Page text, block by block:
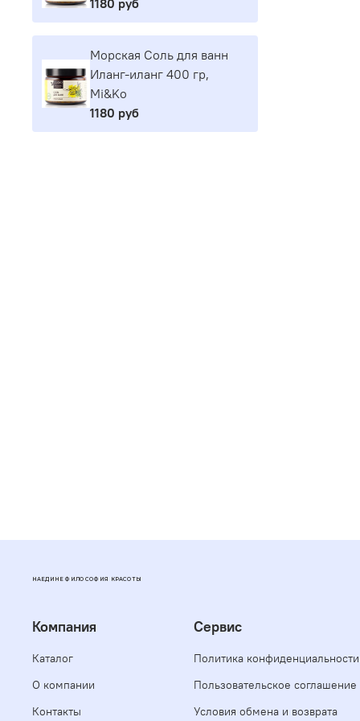
Морская Соль для ванн
Иланг-иланг 400 гр,
Mi&Ko
1180 руб
НАЕДИНЕ ФИЛОСОФИЯ КРАСОТЫ
Компания
Каталог
О компании
Контакты
Сервис
Политика
Пользовательское соглашение
Условия обмена и возврата